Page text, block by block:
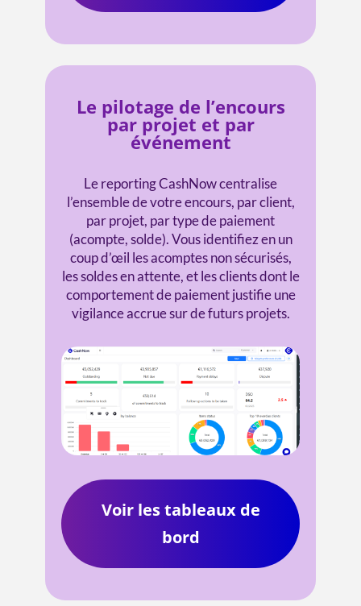
Le pilotage de l’encours
par projet et par
événement
Le reporting CashNow centralise
l’ensemble de votre encours, par client,
par projet, par type de paiement
(acompte, solde). Vous identifiez en un
coup d’œil les acomptes non sécurisés,
les soldes en attente, et les clients dont le
comportement de paiement justifie une
vigilance accrue sur de futurs projets.
Voir les tableaux de
bord